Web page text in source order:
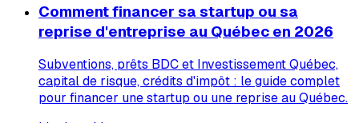
Comment financer sa startup ou sa
reprise d'entreprise au Québec en 2026
Subventions, prêts BDC et Investissement Québec,
capital de risque, crédits d'impôt : le guide complet
pour financer une startup ou une reprise au Québec.